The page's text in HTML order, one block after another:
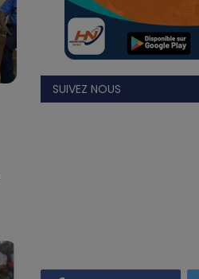
SUIVEZ NOUS